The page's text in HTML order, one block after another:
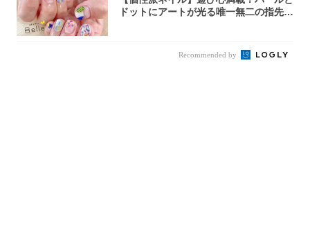
ドットにアートが光る唯一無二の指先が
Recommended by